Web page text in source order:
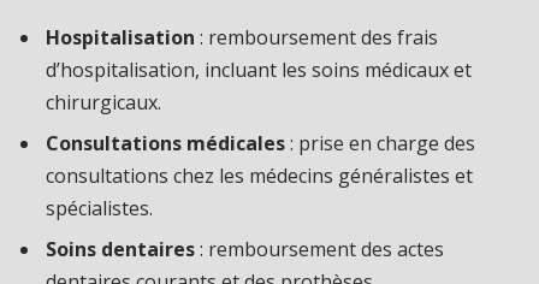
Hospitalisation : remboursement des frais
d’hospitalisation, incluant les soins médicaux et
chirurgicaux.
Consultations médicales: prise en charge des
consultations chez les médecins généralistes et
spécialistes.
Soins dentaires: remboursement des actes